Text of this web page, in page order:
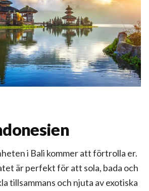
i Bali kommer att förtrolla er.
är perfekt för att sola, bada och
tillsammans och njuta av exotiska